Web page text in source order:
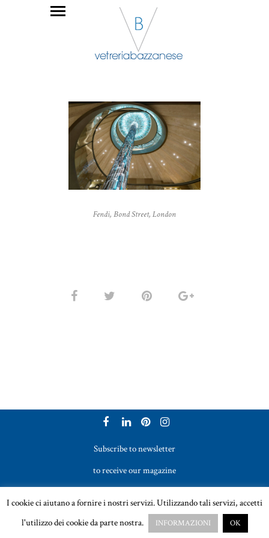
Fendi, Bond Street, London
Subscribe to newsletter
to receive our magazine
Vetreria Bazzanese s.r.l. - Tel. +39 051 969017
Email:sales@vetreriabazzanese.com
I cookie ci aiutano a fornire i nostri servizi. Utilizzando tali servizi, accetti
l'utilizzo dei cookie da parte nostra.
INFORMAZIONI OK